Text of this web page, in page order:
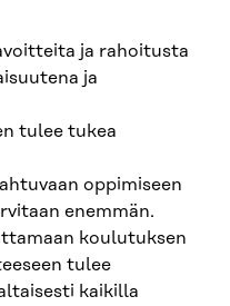
ja rahoitusta
ja
tulee tukea
oppimiseen
enemmän.
koulutuksen
tulee
kaikilla